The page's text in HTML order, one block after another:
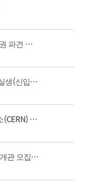
2026학년도 2학기 영어권 및 일어권 파견 교환학생
2026학년도 1학기 학생생활관 입실생(신입생 수시 전형) 모집 안내
2026년도「유럽핵입자물리연구소(CERN) 협력사업」 Summer Student Program 참가 대학생 모집 공고
2025학년도 학생생활관 동계특별개관 모집 안내